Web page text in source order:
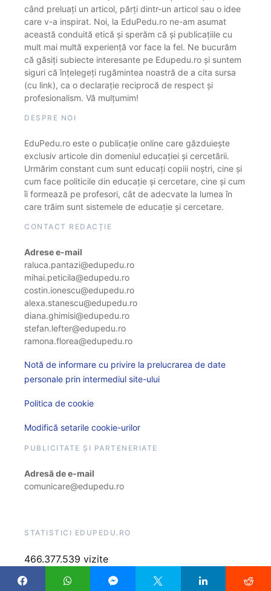
când preluați un articol, părți dintr-un articol sau o idee
care v-a inspirat. Noi, la EduPedu.ro ne-am asumat
această conduită etică și sperăm că și publicațiile cu
mult mai multă experiență vor face la fel. Ne bucurăm
că găsiți subiecte interesante pe Edupedu.ro și suntem
siguri că înțelegeți rugămintea noastră de a cita sursa
(cu link), ca o declarație reciprocă de respect și
profesionalism. Vă mulțumim!
DESPRE NOI
EduPedu.ro este o publicație online care găzduiește
exclusiv articole din domeniul educației și cercetării.
Urmărim constant cum sunt educați copiii noștri, cine și
cum face politicile din educație și cercetare, cine și cum
îi formează pe profesori, cât de adecvate la lumea în
care trăim sunt sistemele de educație și cercetare.
CONTACT REDACȚIE
Adrese e-mail
raluca.pantazi@edupedu.ro
mihai.peticila@edupedu.ro
costin.ionescu@edupedu.ro
alexa.stanescu@edupedu.ro
diana.ghimisi@edupedu.ro
stefan.lefter@edupedu.ro
ramona.florea@edupedu.ro
Notă de informare cu privire la prelucrarea de date
personale prin intermediul site-ului
Politica de cookie
Modifică setarile cookie-urilor
PUBLICITATE ȘI PARTENERIATE
Adresă de e-mail
comunicare@edupedu.ro
STATISTICI EDUPEDU.RO
466.377.539 vizite